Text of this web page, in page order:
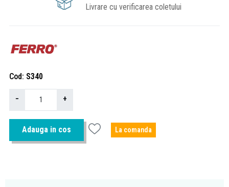
Livrare cu verificarea coletului
Cod S340
− +
Adauga in cos La comanda